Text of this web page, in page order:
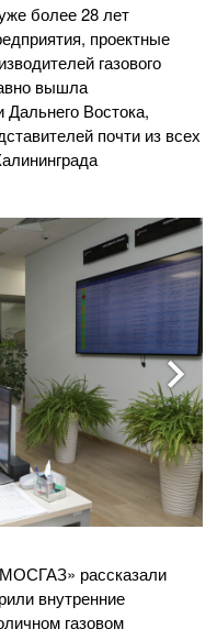
более 28 лет
проектные
газового
вышла
Дальнего Востока,
почти из всех
рассказали
внутренние
газовом